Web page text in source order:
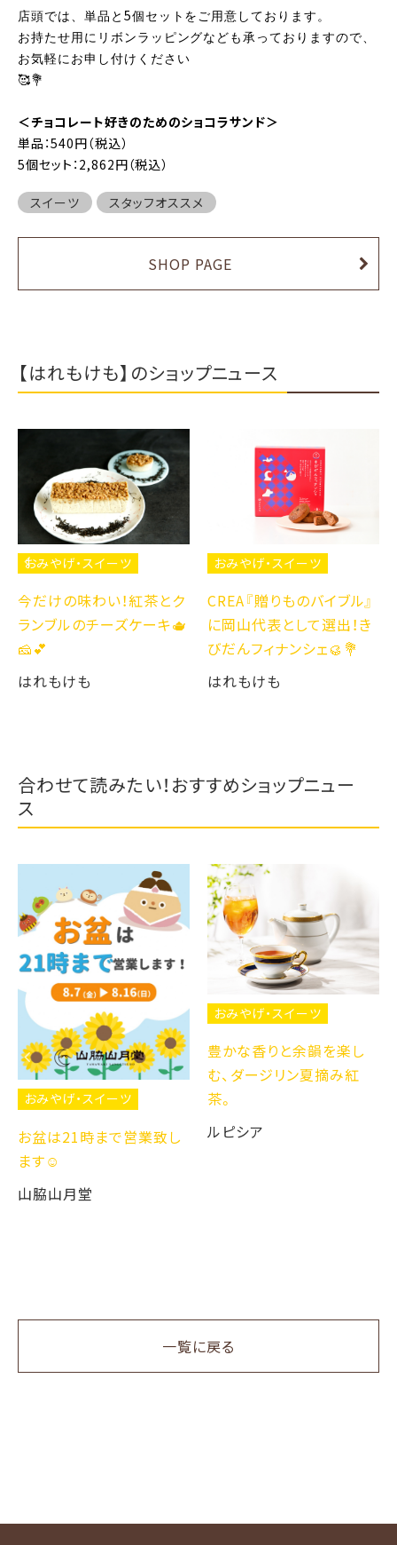
店頭では、単品と 5個セットをご用意しております。
お持たせ用にリボンラッピングなども承っておりますので、
お気軽にお申し付けください
🥰💐
＜チョコレート好きのためのショコラサンド＞
単品：540円（税込）
5個セット：2,862円（税込）
スイーツ スタッフオススメ
SHOP PAGE
【はれもけも】のショップニュース
おみやげ・スイーツ
今だけの味わい！紅茶とク
ランブルのチーズケーキ🫖
🧀💕
はれもけも
おみやげ・スイーツ
CREA『贈りものバイブル』
に岡山代表として選出！き
びだんフィナンシェ🥮💐
はれもけも
合わせて読みたい！おすすめショップニュー
ス
おみやげ・スイーツ
お盆は21時まで営業致し
ます☺️
山脇山月堂
おみやげ・スイーツ
豊かな香りと余韻を楽し
む、ダージリン夏摘み紅
茶。
ルピシア
一覧に戻る